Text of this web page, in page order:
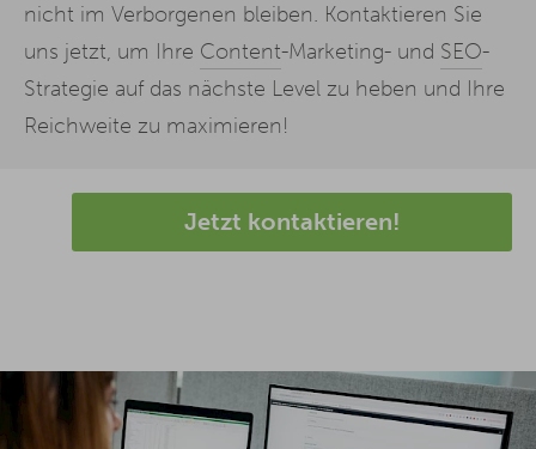
nicht im Verborgenen bleiben. Kontaktieren Sie
uns jetzt, um Ihre Content-Marketing- und SEO-
Strategie auf das nächste Level zu heben und Ihre
Reichweite zu maximieren!
Jetzt kontaktieren!